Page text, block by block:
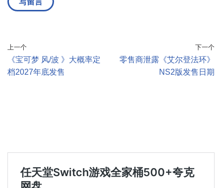
上一个
《宝可梦 风/波 》大概率定
档2027年底发售
下一个
零售商泄露《艾尔登法环》
NS2版发售日期